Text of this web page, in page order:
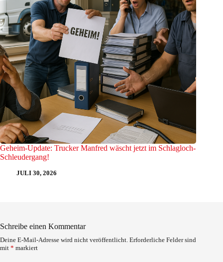
Geheim-Update: Trucker Manfred wäscht jetzt im Schlagloch-
Schleudergang!
JULI 30, 2026
Schreibe einen Kommentar
Deine E-Mail-Adresse wird nicht veröffentlicht. Erforderliche Felder sind
mit * markiert